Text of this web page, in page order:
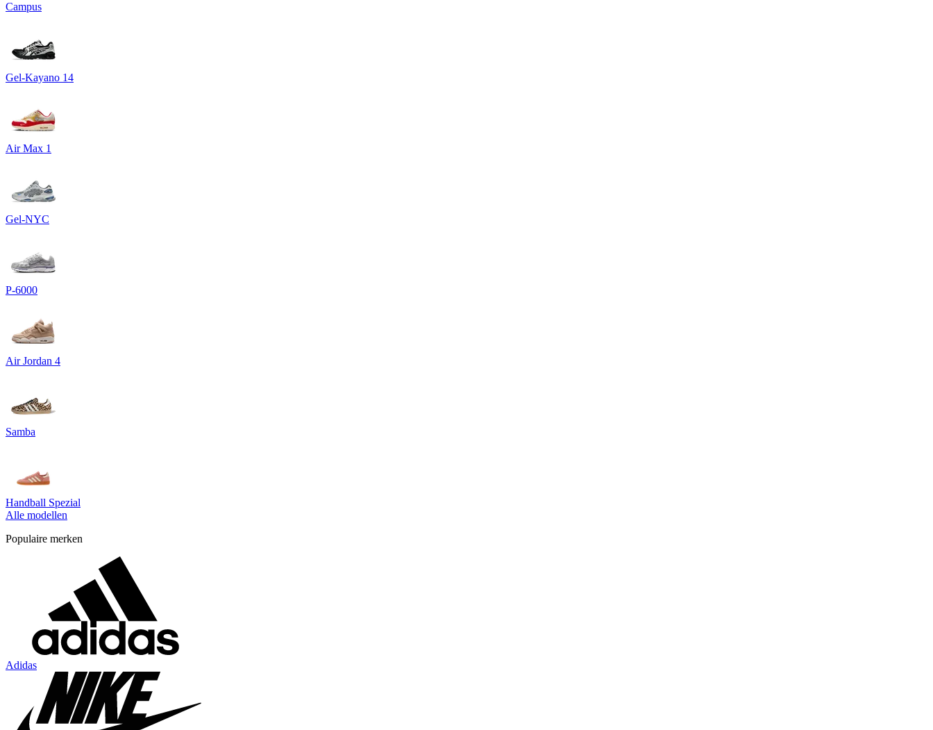
Campus
Gel-Kayano 14
Air Max 1
Gel-NYC
P-6000
Air Jordan 4
Samba
Handball Spezial
Alle modellen
Populaire merken
Adidas